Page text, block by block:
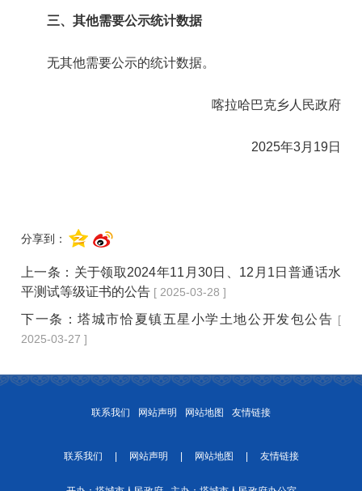
三、其他需要公示统计数据
无其他需要公示的统计数据。
喀拉哈巴克乡人民政府
2025年3月19日
分享到：
上一条： 关于领取2024年11月30日、12月1日普通话水
平测试等级证书的公告 [ 2025-03-28 ]
下一条：塔城市恰夏镇五星小学土地公开发包公告 [
2025-03-27 ]
联系我们 网站声明 网站地图 友情链接
联系我们 | 网站声明 | 网站地图 | 友情链接